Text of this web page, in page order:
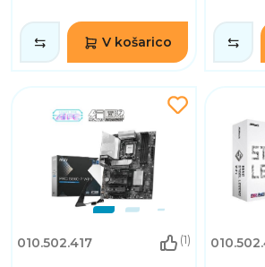
V košarico
010.502.417 (1)